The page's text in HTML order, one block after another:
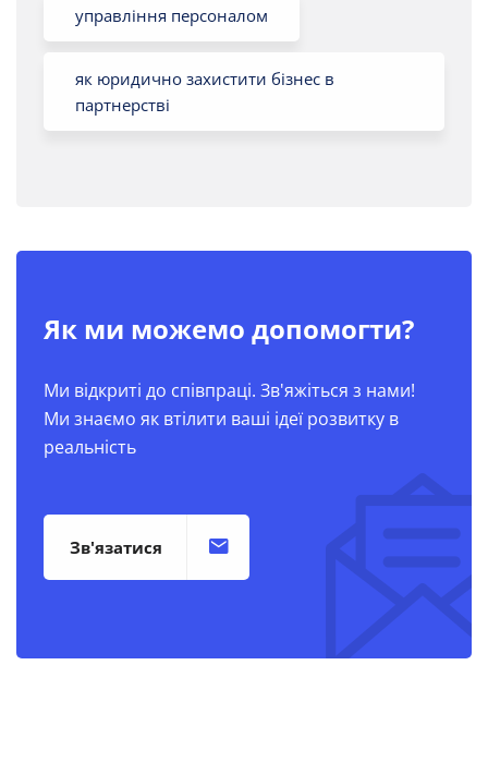
управління персоналом
як юридично захистити бізнес в
партнерстві
Як ми можемо допомогти?
Ми відкриті до співпраці. Зв'яжіться з нами!
Ми знаємо як втілити ваші ідеї розвитку в
реальність
Зв'язатися